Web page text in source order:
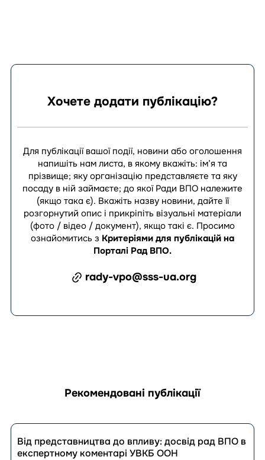
Хочете додати публікацію?
Для публікації вашої події, новини або оголошення
напишіть нам листа, в якому вкажіть: ім’я та
прізвище; яку організацію представляєте та яку
посаду в ній займаєте; до якої Ради ВПО належите
(якщо така є). Вкажіть назву новини, дайте її
розгорнутий опис і прикріпіть візуальні матеріали
(фото / відео / документ), якщо такі є. Просимо
ознайомитись з Критеріями для публікацій на
Порталі Рад ВПО.
rady-vpo@sss-ua.org
Рекомендовані публікації
Перейти
до
публікації
Від представництва до впливу: досвід рад ВПО в
експертному коментарі УВКБ ООН